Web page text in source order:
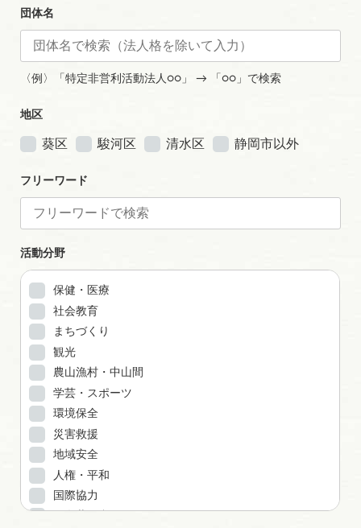
団体名
〈例〉「特定非営利活動法人○○」 → 「○○」で検索
地区
葵区 駿河区 清水区 静岡市以外
フリーワード
活動分野
保健・医療
社会教育
まちづくり
観光
農山漁村・中山間
学芸・スポーツ
環境保全
災害救援
地域安全
人権・平和
国際協力